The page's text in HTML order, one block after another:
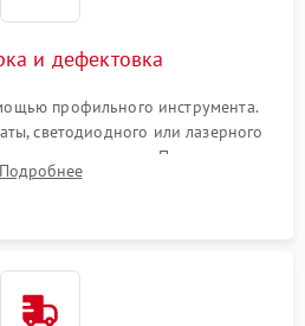
1000 ₽ Подробнее →
и дефектовка
профильного инструмента.
светодиодного или лазерного
механизма выверки. Проверка
и выявление следов окисления
Подробнее